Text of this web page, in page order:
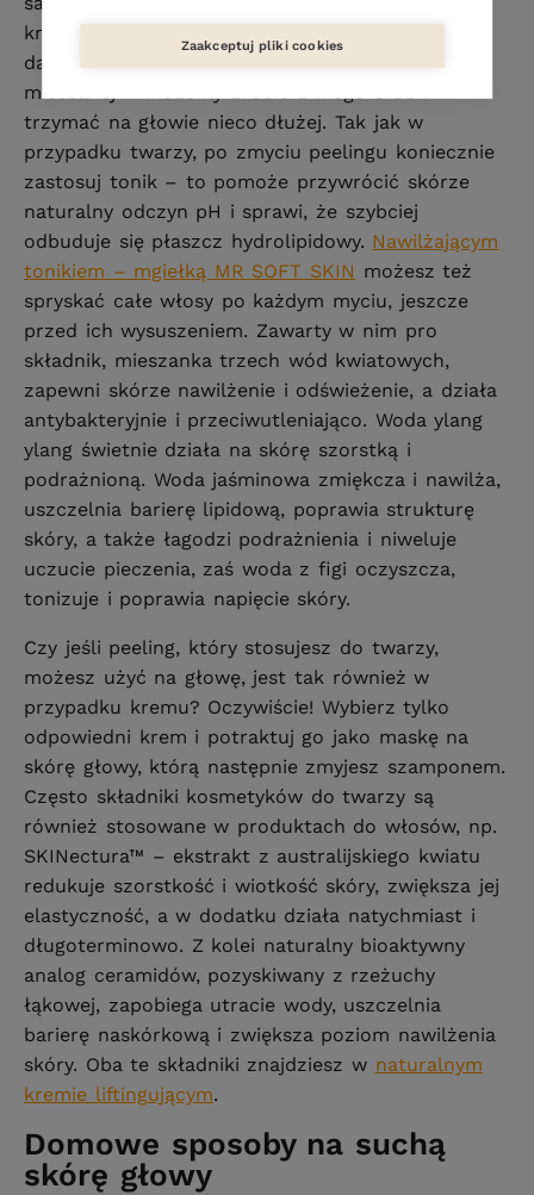
krótszych serii i nie masujmy, tylko nałóżmy i
dajmy zadziałać enzymom, przy skórze tłustej i
mieszanej – możemy zrobić z niego srub i
trzymać na głowie nieco dłużej. Tak jak w
przypadku twarzy, po zmyciu peelingu koniecznie
zastosuj tonik – to pomoże przywrócić skórze
naturalny odczyn pH i sprawi, że szybciej
odbuduje się płaszcz hydrolipidowy. Nawilżającym
tonikiem – mgiełką MR SOFT SKIN możesz też
spryskać całe włosy po każdym myciu, jeszcze
przed ich wysuszeniem. Zawarty w nim pro
składnik, mieszanka trzech wód kwiatowych,
zapewni skórze nawilżenie i odświeżenie, a działa
antybakteryjnie i przeciwutleniająco. Woda ylang
ylang świetnie działa na skórę szorstką i
podrażnioną. Woda jaśminowa zmiękcza i nawilża,
uszczelnia barierę lipidową, poprawia strukturę
skóry, a także łagodzi podrażnienia i niweluje
uczucie pieczenia, zaś woda z figi oczyszcza,
tonizuje i poprawia napięcie skóry.
Czy jeśli peeling, który stosujesz do twarzy,
możesz użyć na głowę, jest tak również w
przypadku kremu? Oczywiście! Wybierz tylko
odpowiedni krem i potraktuj go jako maskę na
skórę głowy, którą następnie zmyjesz szamponem.
Często składniki kosmetyków do twarzy są
również stosowane w produktach do włosów, np.
SKINectura™ – ekstrakt z australijskiego kwiatu
redukuje szorstkość i wiotkość skóry, zwiększa jej
elastyczność, a w dodatku działa natychmiast i
długoterminowo. Z kolei naturalny bioaktywny
analog ceramidów, pozyskiwany z rzeżuchy
łąkowej, zapobiega utracie wody, uszczelnia
barierę naskórkową i zwiększa poziom nawilżenia
skóry. Oba te składniki znajdziesz w naturalnym
kremie liftingującym.
Domowe sposoby na suchą
skórę głowy
Zaakceptuj pliki cookies